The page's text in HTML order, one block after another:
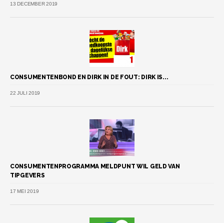
13 DECEMBER 2019
CONSUMENTENBOND EN DIRK IN DE FOUT: DIRK IS...
22 JULI 2019
CONSUMENTENPROGRAMMA MELDPUNT WIL GELD VAN
TIPGEVERS
17 MEI 2019